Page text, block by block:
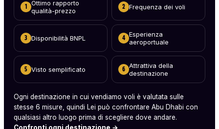
1
Ottimo rapporto
qualità-prezzo
2 Frequenza dei voli
3 Disponibilità BNPL 4
Esperienza
aeroportuale
5 Visto semplificato 6
Attrattiva della
destinazione
Ogni destinazione in cui vendiamo voli è valutata sulle
stesse 6 misure, quindi Lei può confrontare Abu Dhabi con
qualsiasi altro luogo prima di scegliere dove andare.